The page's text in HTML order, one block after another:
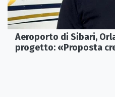
Aeroporto di Sibari,
progetto: «Proposta